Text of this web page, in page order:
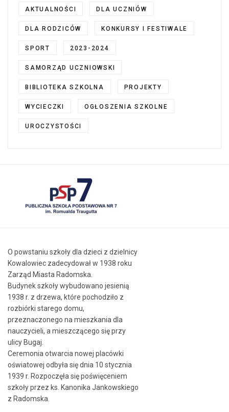
AKTUALNOŚCI DLA UCZNIÓW
DLA RODZICÓW KONKURSY I FESTIWALE
SPORT 2023-2024
SAMORZĄD UCZNIOWSKI
BIBLIOTEKA SZKOLNA PROJEKTY
WYCIECZKI OGŁOSZENIA SZKOLNE
UROCZYSTOŚCI
O powstaniu szkoły dla dzieci z dzielnicy
Kowalowiec zadecydował w 1938 roku
Zarząd Miasta Radomska.
Budynek szkoły wybudowano jesienią
1938 r. z drzewa, które pochodziło z
rozbiórki starego domu,
przeznaczonego na mieszkania dla
nauczycieli, a mieszczącego się przy
ulicy Bugaj.
Ceremonia otwarcia nowej placówki
oświatowej odbyła się dnia 10 stycznia
1939 r. Rozpoczęła się poświęceniem
szkoły przez ks. Kanonika Jankowskiego
z Radomska.